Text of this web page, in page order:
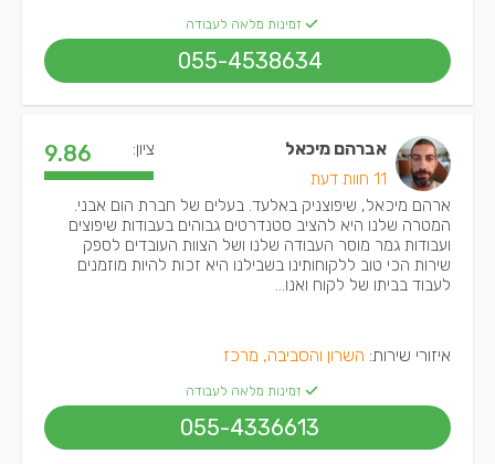
זמינות מלאה לעבודה
055-4538634
אברהם מיכאל
11 חוות דעת
ציון: 9.86
ארהם מיכאל, שיפוצניק באלעד. בעלים של חברת הום אבני.
המטרה שלנו היא להציב סטנדרטים גבוהים בעבודות שיפוצים
ועבודות גמר מוסר העבודה שלנו ושל הצוות העובדים לספק
שירות הכי טוב ללקוחותינו בשבילנו היא זכות להיות מוזמנים
לעבוד בביתו של לקוח ואנו...
איזורי שירות: השרון והסביבה, מרכז
זמינות מלאה לעבודה
055-4336613